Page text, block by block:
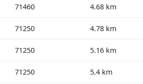
71460 4.68 km
71250 4.78 km
71250 5.16 km
71250 5.4 km